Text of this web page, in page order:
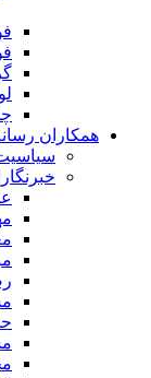
همکاران